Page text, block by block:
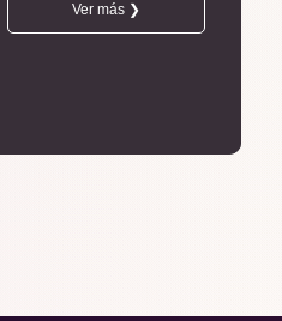
Ver más ❯